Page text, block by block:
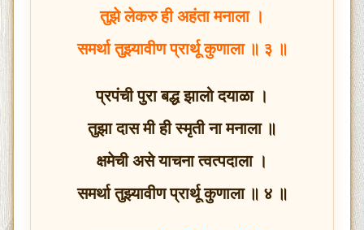
तुझे लेकरु ही अहंता मनाला ।
समर्था तुझ्यावीण प्रार्थू कुणाला ॥ ३ ॥
प्रपंची पुरा बद्ध झालो दयाळा ।
तुझा दास मी ही स्मृती ना मनाला ॥
क्षमेची असे याचना त्वत्पदाला ।
समर्था तुझ्यावीण प्रार्थू कुणाला ॥ ४ ॥